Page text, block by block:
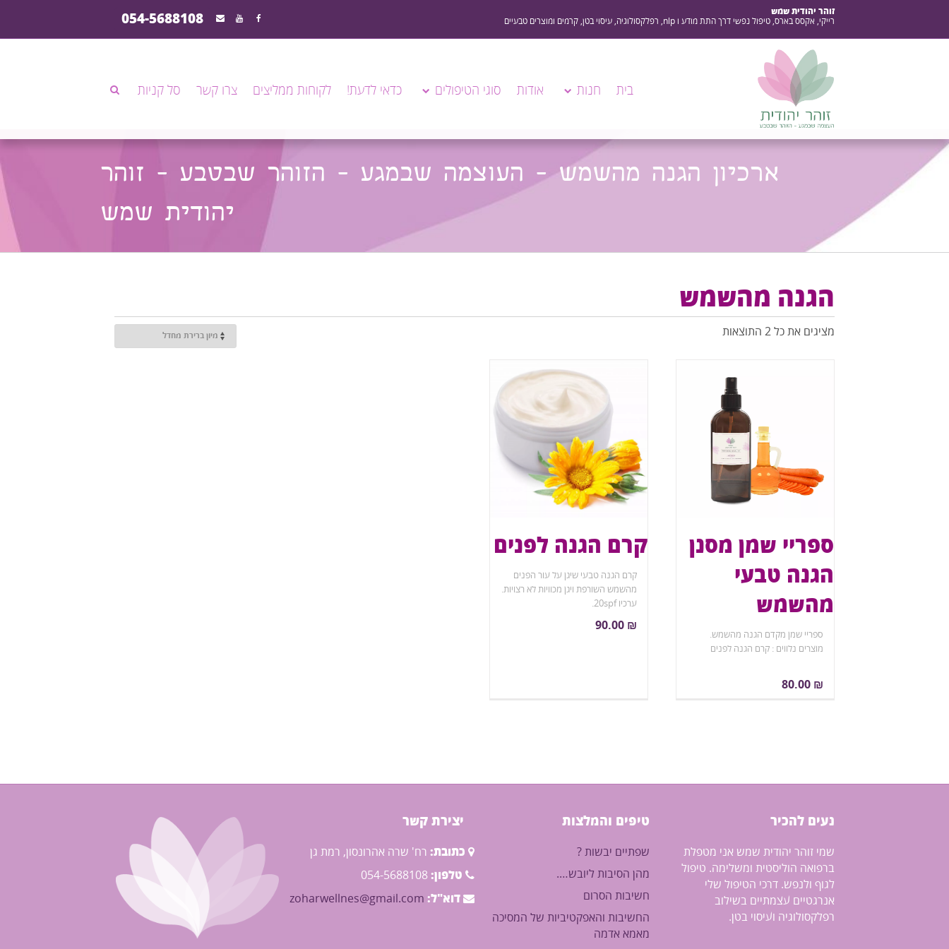
054-5688108
זוהר יהודית שמש
רייקי, אקסס בארס, טיפול נפשי דרך התת מודע ו nlp, רפלקסולוגיה, עיסוי בטן, קרמים ומוצרים טבעיים
בית חנות אודות סוגי הטיפולים כדאי לדעת! לקוחות ממליצים צרו קשר סל קניות
ארכיון הגנה מהשמש - העוצמה שבמגע - הזוהר שבטבע - זוהר
יהודית שמש
הגנה מהשמש
מציגים את כל ⁦2⁩ התוצאות
ספריי שמן מסנן
הגנה טבעי
מהשמש
ספריי שמן מקדם הגנה מהשמש.
מוצרים נלווים : קרם הגנה לפנים
80.00 ₪
קרם הגנה לפנים
קרם הגנה טבעי שיגן על עור הפנים
מהשמש השורפת ויגן מכוויות לא רצויות.
ערכיו 20spf.
לעור הפנים.
90.00 ₪
נעים להכיר
שמי זוהר יהודית שמש אני מטפלת
ברפואה הוליסטית ומשלימה. טיפול
לגוף ולנפש. דרכי הטיפול שלי
אנרגטיים עצמתיים בשילוב
רפלקסולוגיה ועיסוי בטן.
טיפים והמלצות
שפתיים יבשות ?
מהן הסיבות ליובש….
חשיבות הסרום
החשיבות והאפקטיביות של המסיכה
מאמא אדמה
יצירת קשר
כתובת: רח' שרה אהרונסון, רמת גן
טלפון: 054-5688108
דוא"ל: zoharwellnes@gmail.com